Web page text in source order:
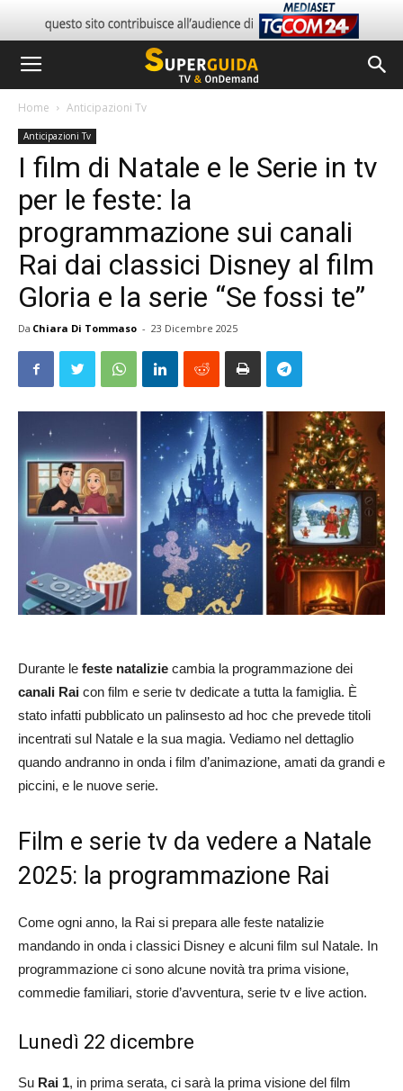
Home Anticipazioni Tv
Anticipazioni Tv
I film di Natale e le Serie in tv
per le feste: la
programmazione sui canali
Rai dai classici Disney al film
Gloria e la serie “Se fossi te”
Da Chiara Di Tommaso - 23 Dicembre 2025
Durante le feste natalizie cambia la programmazione dei
canali Rai con film e serie tv dedicate a tutta la famiglia. È
stato infatti pubblicato un palinsesto ad hoc che prevede titoli
incentrati sul Natale e la sua magia. Vediamo nel dettaglio
quando andranno in onda i film d’animazione, amati da grandi e
piccini, e le nuove serie.
Film e serie tv da vedere a Natale
2025: la programmazione Rai
Come ogni anno, la Rai si prepara alle feste natalizie
mandando in onda i classici Disney e alcuni film sul Natale. In
programmazione ci sono alcune novità tra prima visione,
commedie familiari, storie d’avventura, serie tv e live action.
Lunedì 22 dicembre
Su Rai 1, in prima serata, ci sarà la prima visione del film